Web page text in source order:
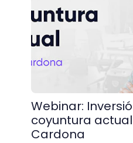
Webinar:
coyuntura
Cardona